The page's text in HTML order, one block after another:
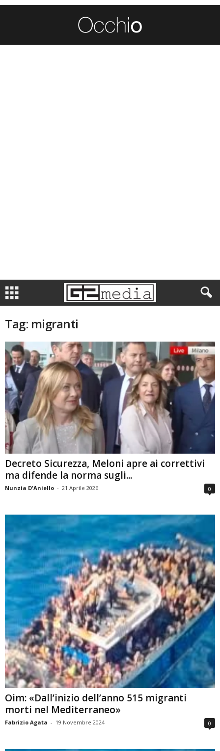
Tag: migranti
Decreto Sicurezza, Meloni apre ai correttivi
ma difende la norma sugli...
Nunzia D'Aniello - 21 Aprile 2026 0
Oim: «Dall’inizio dell’anno 515 migranti
morti nel Mediterraneo»
Fabrizio Agata - 19 Novembre 2024 0